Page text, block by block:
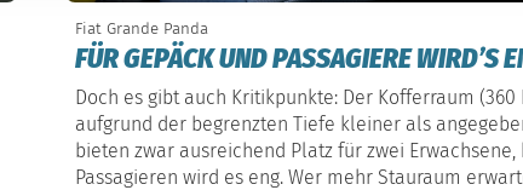
Fiat Grande Panda
FÜR GEPÄCK UND PASSAGIERE WIRD’S
Doch es gibt auch Kritikpunkte: Der Kofferraum
aufgrund der begrenzten Tiefe kleiner als
bieten zwar ausreichend Platz für zwei Erwachsene,
Passagieren wird es eng. Wer mehr Stauraum